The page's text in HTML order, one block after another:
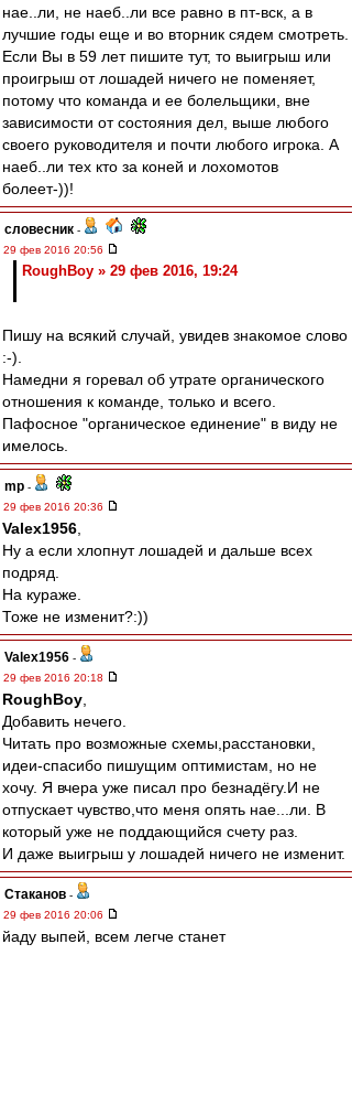
нае..ли, не наеб..ли все равно в пт-вск, а в
лучшие годы еще и во вторник сядем смотреть.
Если Вы в 59 лет пишите тут, то выигрыш или
проигрыш от лошадей ничего не поменяет,
потому что команда и ее болельщики, вне
зависимости от состояния дел, выше любого
своего руководителя и почти любого игрока. А
наеб..ли тех кто за коней и лохомотов
болеет-))!
словесник -
29 фев 2016 20:56
RoughBoy » 29 фев 2016, 19:24
Пишу на всякий случай, увидев знакомое слово
:-).
Намедни я горевал об утрате органического
отношения к команде, только и всего.
Пафосное "органическое единение" в виду не
имелось.
mp -
29 фев 2016 20:36
Valex1956
Ну а если хлопнут лошадей и дальше всех
подряд.
На кураже.
Тоже не изменит?:))
Valex1956 -
29 фев 2016 20:18
RoughBoy
Добавить нечего.
Читать про возможные схемы,расстановки,
идеи-спасибо пишущим оптимистам, но не
хочу. Я вчера уже писал про безнадёгу.И не
отпускает чувство,что меня опять нае...ли. В
который уже не поддающийся счету раз.
И даже выигрыш у лошадей ничего не изменит.
Cтаканов -
29 фев 2016 20:06
йаду выпей, всем легче станет